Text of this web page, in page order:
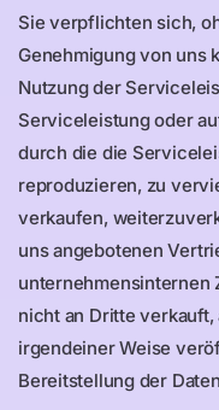
Sie verpflichten sich,
Genehmigung von uns
Nutzung der
Serviceleistung oder
durch die die
reproduzieren, zu
verkaufen,
uns angebotenen
unternehmensinternen
nicht an Dritte
irgendeiner Weise
Bereitstellung der